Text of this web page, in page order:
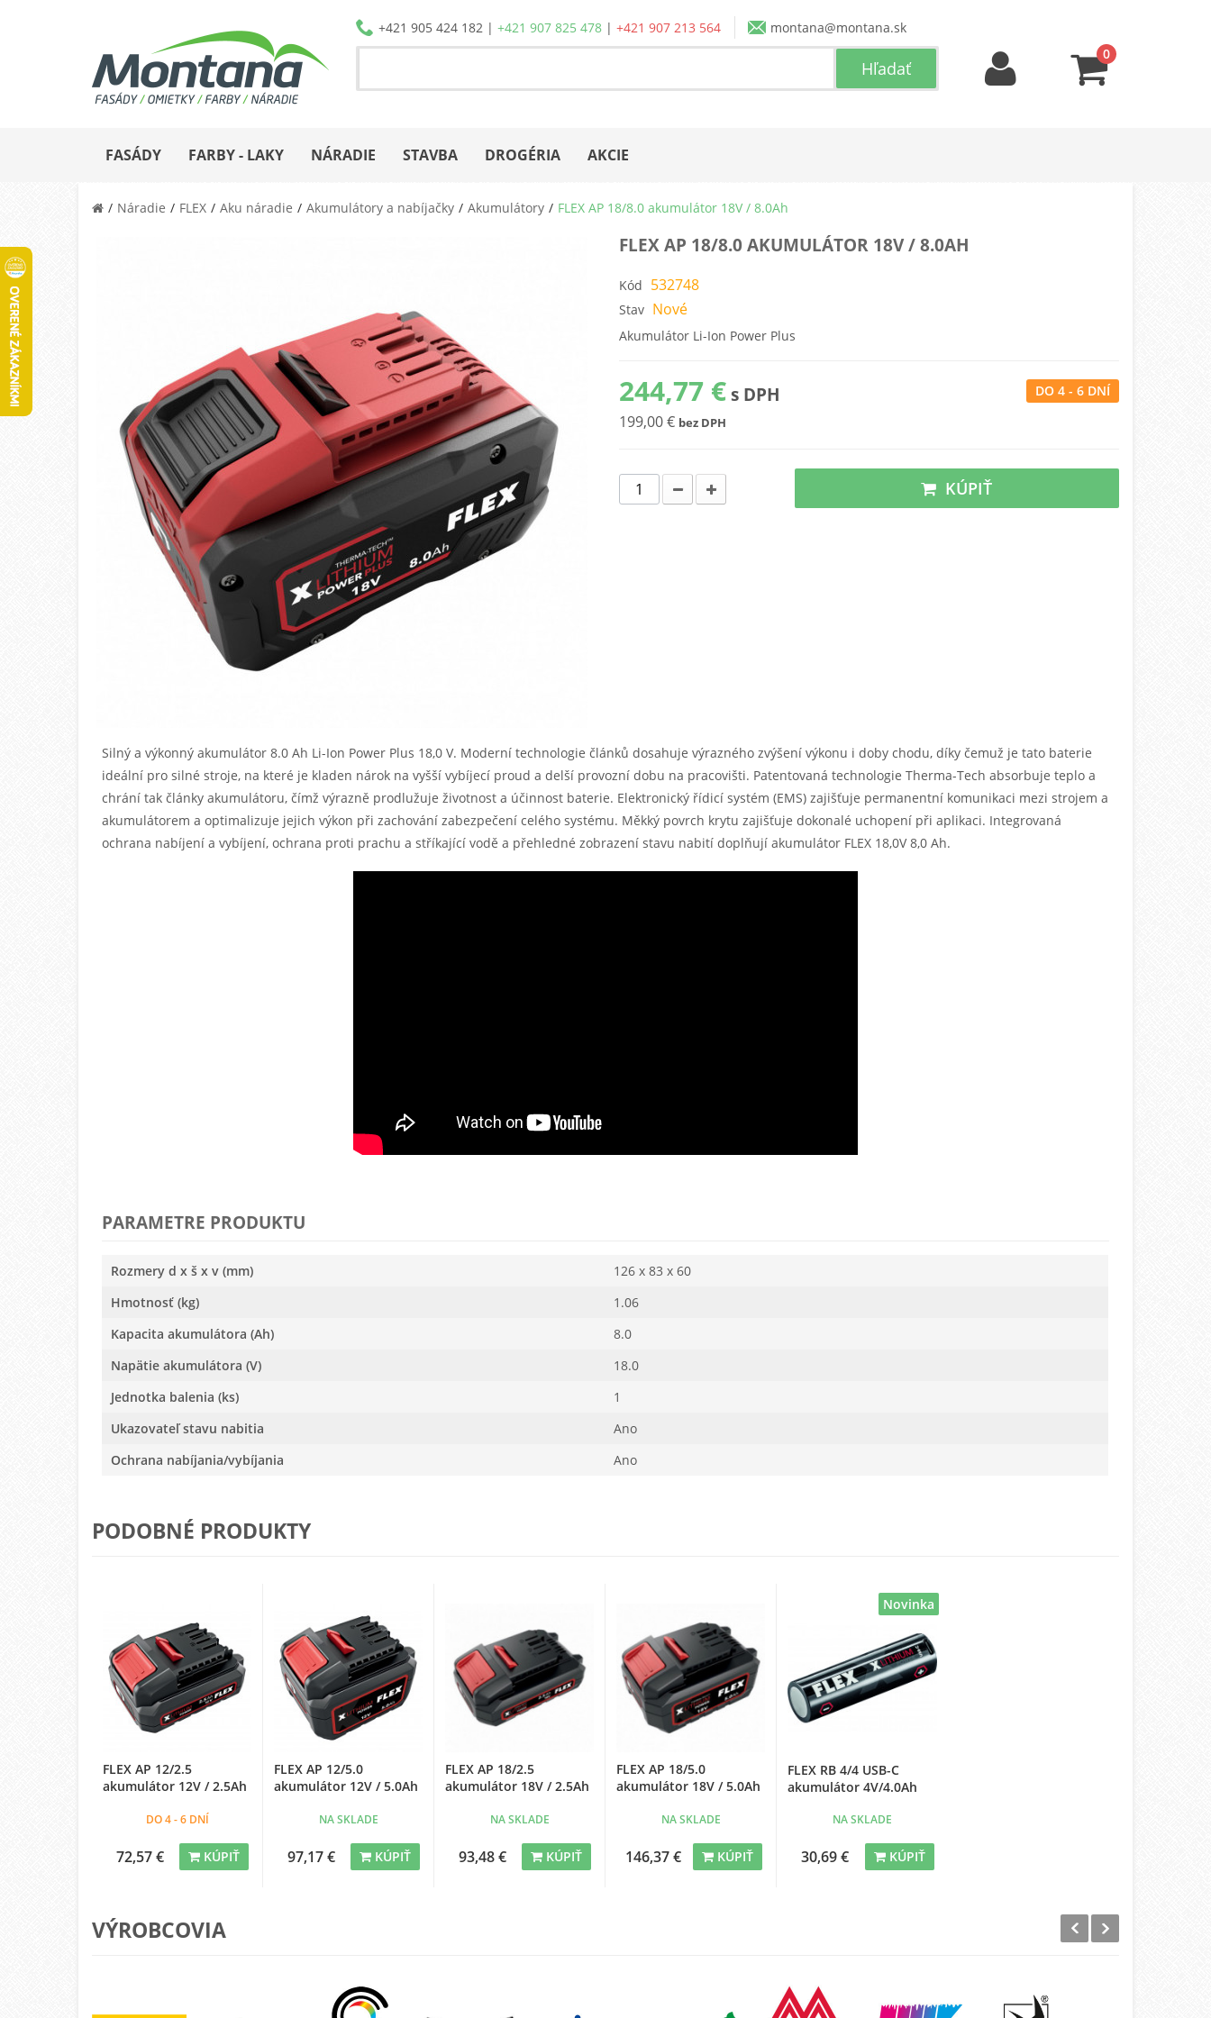
+421 905 424 182| +421 907 825 478| +421 907 213 564
montana@montana.sk
0
FASÁDY FARBY - LAKY NÁRADIE STAVBA DROGÉRIA AKCIE
Náradie FLEX Aku náradie Akumulátory a nabíjačky Akumulátory FLEX AP 18/8.0 akumulátor 18V / 8.0Ah
FLEX AP 18/8.0 AKUMULÁTOR 18V / 8.0AH
Kód 532748
Stav Nové
Akumulátor Li-Ion Power Plus
244,77 € s DPH
199,00 € bez DPH
DO 4 - 6 DNÍ
KÚPIŤ
Silný a výkonný akumulátor 8.0 Ah Li-Ion Power Plus 18,0 V. Moderní technologie článků dosahuje výrazného zvýšení výkonu i doby chodu, díky čemuž je tato baterie
ideální pro silné stroje, na které je kladen nárok na vyšší vybíjecí proud a delší provozní dobu na pracovišti. Patentovaná technologie Therma-Tech absorbuje teplo a
chrání tak články akumulátoru, čímž výrazně prodlužuje životnost a účinnost baterie. Elektronický řídicí systém (EMS) zajišťuje permanentní komunikaci mezi strojem a
akumulátorem a optimalizuje jejich výkon při zachování zabezpečení celého systému. Měkký povrch krytu zajišťuje dokonalé uchopení při aplikaci. Integrovaná
ochrana nabíjení a vybíjení, ochrana proti prachu a stříkající vodě a přehledné zobrazení stavu nabití doplňují akumulátor FLEX 18,0V 8,0 Ah.
PARAMETRE PRODUKTU
Rozmery d x š x v (mm)
126 x 83 x 60
Hmotnosť (kg)
1.06
Kapacita akumulátora (Ah)
8.0
Napätie akumulátora (V)
18.0
Jednotka balenia (ks)
1
Ukazovateľ stavu nabitia
Ano
Ochrana nabíjania/vybíjania
Ano
PODOBNÉ PRODUKTY
FLEX AP 12/2.5
akumulátor 12V / 2.5Ah
DO 4 - 6 DNÍ
72,57 € KÚPIŤ
FLEX AP 12/5.0
akumulátor 12V / 5.0Ah
NA SKLADE
97,17 € KÚPIŤ
FLEX AP 18/2.5
akumulátor 18V / 2.5Ah
NA SKLADE
93,48 € KÚPIŤ
FLEX AP 18/5.0
akumulátor 18V / 5.0Ah
NA SKLADE
146,37 € KÚPIŤ
FLEX RB 4/4 USB-C
akumulátor 4V/4.0Ah
NA SKLADE
30,69 € KÚPIŤ
Novinka
VÝROBCOVIA